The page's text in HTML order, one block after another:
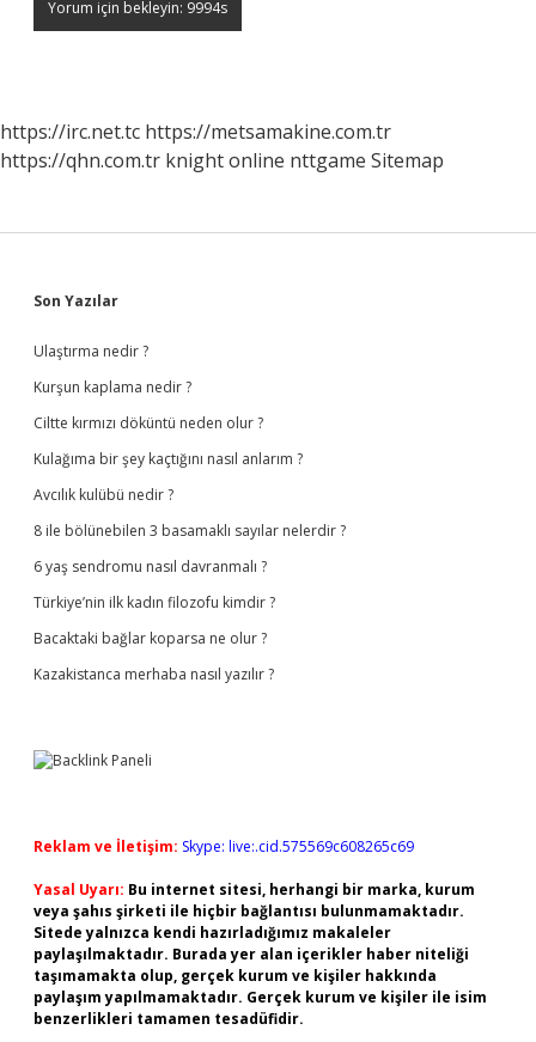
https://irc.net.tc https://metsamakine.com.tr
https://qhn.com.tr knight online nttgame Sitemap
Sidebar
Son Yazılar
Ulaştırma nedir ?
Kurşun kaplama nedir ?
Ciltte kırmızı döküntü neden olur ?
Kulağıma bir şey kaçtığını nasıl anlarım ?
Avcılık kulübü nedir ?
8 ile bölünebilen 3 basamaklı sayılar nelerdir ?
6 yaş sendromu nasıl davranmalı ?
Türkiye’nin ilk kadın filozofu kimdir ?
Bacaktaki bağlar koparsa ne olur ?
Kazakistanca merhaba nasıl yazılır ?
Reklam ve İletişim: Skype: live:.cid.575569c608265c69
Yasal Uyarı: Bu internet sitesi, herhangi bir marka, kurum
veya şahıs şirketi ile hiçbir bağlantısı bulunmamaktadır.
Sitede yalnızca kendi hazırladığımız makaleler
paylaşılmaktadır. Burada yer alan içerikler haber niteliği
taşımamakta olup, gerçek kurum ve kişiler hakkında
paylaşım yapılmamaktadır. Gerçek kurum ve kişiler ile isim
benzerlikleri tamamen tesadüfidir.